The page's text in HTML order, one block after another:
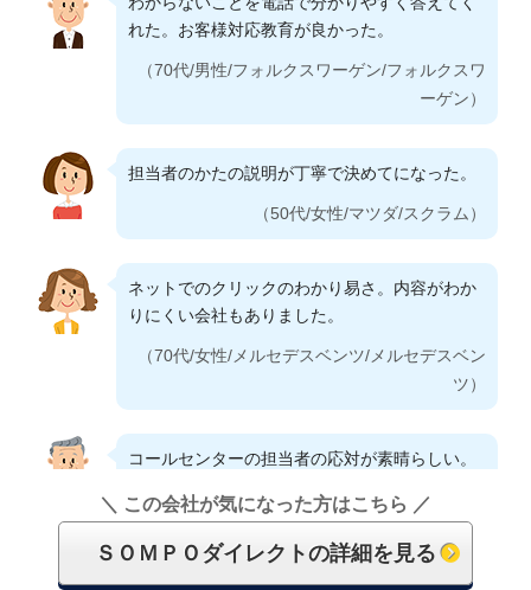
入っていたこと。
他の保険会社と比べても、内容に大きな差がな
いのに保険料が安かった！
以前加入していた自動車保険と比べて大幅に安
くなったこと。不必要な補償を見直すきっかけ
にもなりました。
（30代/男性/トヨタ/RAV4）
他の保険会社と比べて、補償の割には保険料が
安かったことと、保険内容の説明がわかりやす
かったことに魅力を感じました。
（60代/男性/ホンダ/NBOX）
に、対応車が来てくれるところ。それでいて、
保険料が安い。
（50代/男性/ホンダ/ステップワゴン）
補償の対象（自損、物損、自然災害、etc）、補
償の範囲（下宿中の家族）が合うと感じまし
ロードアシストの内容が充実しているのでJAF
を解約。実質上、更に保険料が下がることにな
費用も重要だが、補償にみあったものであれ
ば、安ければいいという判断にならず、どれだ
け補償範囲が網羅されているかが重要と思う。
れた。お客様対応教育が良かった。
（70代/男性/フォルクスワーゲン/フォルクスワ
ーゲン）
担当者のかたの説明が丁寧で決めてになった。
（50代/女性/マツダ/スクラム）
ネットでのクリックのわかり易さ。内容がわか
りにくい会社もありました。
（70代/女性/メルセデスベンツ/メルセデスベン
ツ）
コールセンターの担当者の応対が素晴らしい。
（60代/男性/BMW/BMW）
＼ この会社が気になった方はこちら ／
ＳＯＭＰＯダイレクトの詳細を見る